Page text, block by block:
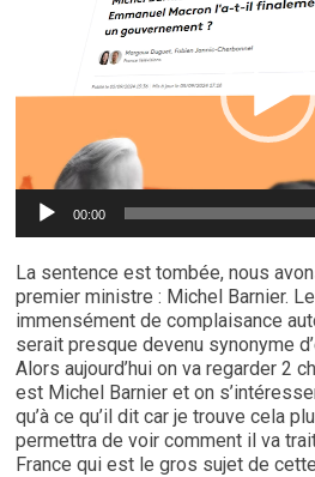
00:00
La sentence est tombée, nous
premier ministre : Michel Barnier.
immensément de complaisance
serait presque devenu synonyme
Alors aujourd’hui on va regarder 2
est Michel Barnier et on
qu’à ce qu’il dit car je trouve cela
permettra de voir comment il va
France qui est le gros sujet de